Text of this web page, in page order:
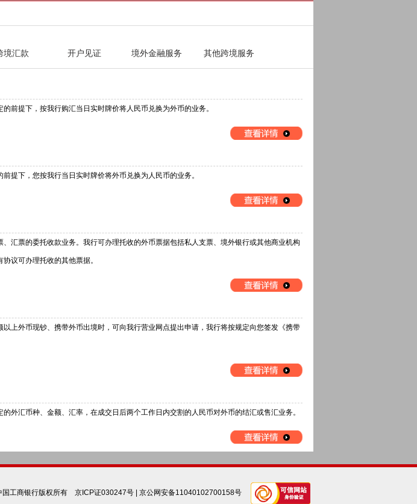
境汇款 开户见证 境外金融服务 其他跨境服务
前提下，按我行购汇当日实时牌价将人民币兑换为外币的业务。
提下，您按我行当日实时牌价将外币兑换为人民币的业务。
汇票的委托收款业务。我行可办理托收的外币票据包括私人支票、境外银行或其他商业机构
议可办理托收的其他票据。
上外币现钞、携带外币出境时，可向我行营业网点提出申请，我行将按规定向您签发《携带
外汇币种、金额、汇率，在成交日后两个工作日内交割的人民币对外币的结汇或售汇业务。
国工商银行版权所有 京ICP证030247号 京公网安备11040102700158号